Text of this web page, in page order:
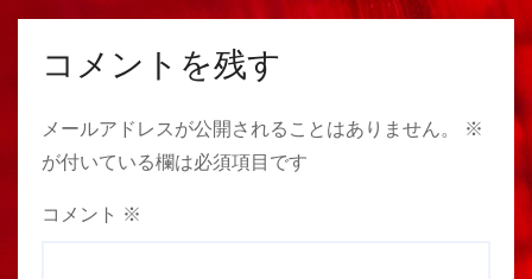
コメントを残す
メールアドレスが公開されることはありません。
※
が付いている欄は必須項目です
コメント ※